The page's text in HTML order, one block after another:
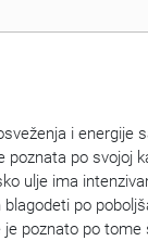
i energije
poznata po svojoj
ulje ima
po
poznato po